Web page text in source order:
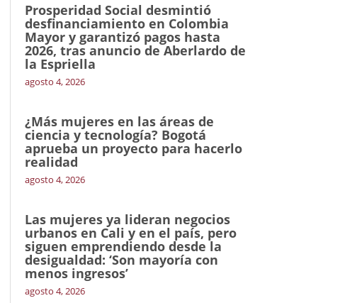
Prosperidad Social desmintió
desfinanciamiento en Colombia
Mayor y garantizó pagos hasta
2026, tras anuncio de Aberlardo de
la Espriella
agosto 4, 2026
¿Más mujeres en las áreas de
ciencia y tecnología? Bogotá
aprueba un proyecto para hacerlo
realidad
agosto 4, 2026
Las mujeres ya lideran negocios
urbanos en Cali y en el país, pero
siguen emprendiendo desde la
desigualdad: ‘Son mayoría con
menos ingresos’
agosto 4, 2026